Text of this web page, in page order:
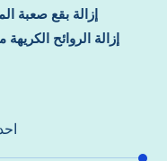
إزالة بقع صعبة
إزالة الروائح